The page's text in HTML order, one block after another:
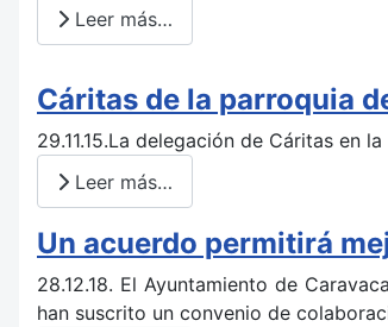
Leer más…
Cáritas de la parroquia
29.11.15.La delegación de Cáritas en
Leer más…
Un acuerdo permitirá
28.12.18. El Ayuntamiento de
han suscrito un convenio de